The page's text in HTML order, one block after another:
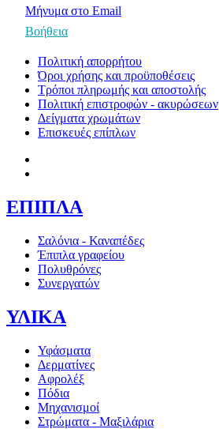
Μήνυμα στο Email
Βοήθεια
Πολιτική απορρήτου
Όροι χρήσης και προϋποθέσεις
Τρόποι πληρωμής και αποστολής
Πολιτική επιστροφών - ακυρώσεων
Δείγματα χρωμάτων
Επισκευές επίπλων
ΕΠΙΠΛΑ
Σαλόνια - Καναπέδες
Έπιπλα γραφείου
Πολυθρόνες
Συνεργατών
ΥΛΙΚΑ
Υφάσματα
Δερματίνες
Αφρολέξ
Πόδια
Μηχανισμοί
Στρώματα - Μαξιλάρια